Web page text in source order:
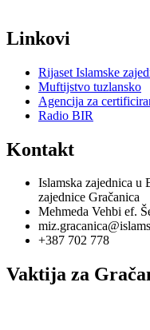
Linkovi
Rijaset Islamske
Muftijstvo tuzlansko
Agencija za
Radio BIR
Kontakt
Islamska zajednica u
zajednice Gračanica
Mehmeda Vehbi ef.
+387 702 778
Vaktija za